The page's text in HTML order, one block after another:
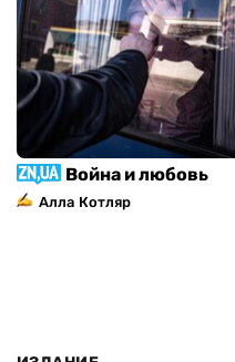
Война и любовь
Алла Котляр